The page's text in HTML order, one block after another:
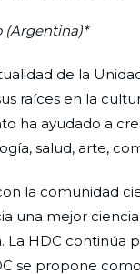
(Argentina)*
de la
raíces en la
ha ayudado a
salud, arte,
la comunidad
una mejor
La HDC continúa
se propone